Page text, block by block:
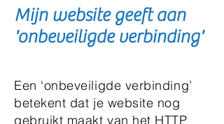
Mijn website geeft aan
'onbeveiligde verbinding'
Een ‘onbeveiligde verbinding’
betekent dat je website nog
gebruikt maakt van het HTTP